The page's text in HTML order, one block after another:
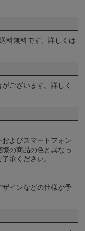
料無料です。詳しくは
ございます。詳しく
よびスマートフォン
の商品の色と異なっ
承ください。
インなどの仕様が予